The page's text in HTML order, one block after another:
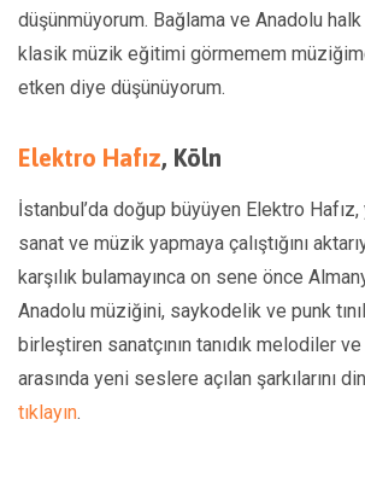
düşünmüyorum. Bağlama ve Anadolu
klasik müzik eğitimi görmemem
etken diye düşünüyorum.
Elektro Hafız, Köln
İstanbul’da doğup büyüyen Elektro Hafız,
sanat ve müzik yapmaya çalıştığını
karşılık bulamayınca on sene önce
Anadolu müziğini, saykodelik ve punk
birleştiren sanatçının tanıdık melodiler
arasında yeni seslere açılan şarkılarını
tıklayın.